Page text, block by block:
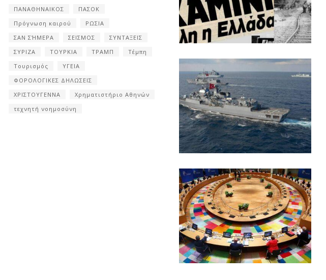
ΠΑΝΑΘΗΝΑΙΚΟΣ
ΠΑΣΟΚ
Πρόγνωση καιρού
ΡΩΣΙΑ
ΣΑΝ ΣΉΜΕΡΑ
ΣΕΙΣΜΟΣ
ΣΥΝΤΑΞΕΙΣ
ΣΥΡΙΖΑ
ΤΟΥΡΚΙΑ ΤΡΑΜΠ
Τέμπη
Τουρισμός
ΥΓΕΙΑ
ΦΟΡΟΛΟΓΙΚΕΣ ΔΗΛΩΣΕΙΣ
ΧΡΙΣΤΟΥΓΕΝΝΑ
Χρηματιστήριο Αθηνών
τεχνητή νοημοσύνη